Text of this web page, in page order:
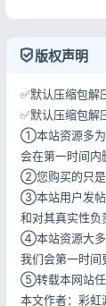
版权声明
✅默认压缩包
✅默认压缩包
①本站资源多为
会在第一时间内
②您购买的只是
③本站用户发帖
和对其真实性负
④本站资源大多
我们会第一时间
⑤转载本网站任
本文作者：彩虹